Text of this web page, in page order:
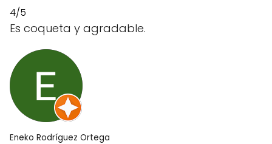
4/5
Es coqueta y agradable.
Eneko Rodríguez Ortega